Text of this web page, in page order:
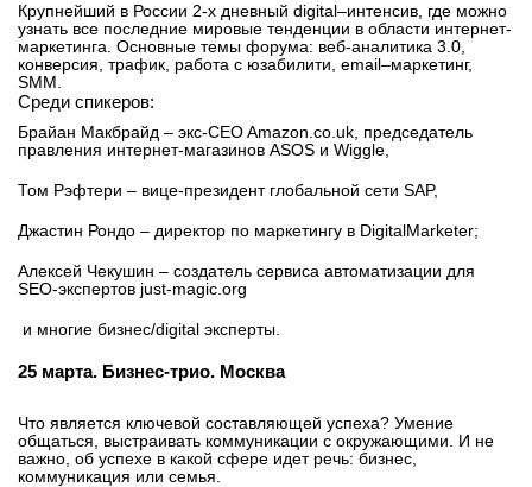
Крупнейший в России 2-х дневный digital–интенсив, где можно
узнать все последние мировые тенденции в области интернет-
маркетинга. Основные темы форума: веб-аналитика 3.0,
конверсия, трафик, работа с юзабилити, email–маркетинг,
SMM.
Среди спикеров:
Брайан Макбрайд – экс-CEO Amazon.co.uk, председатель
правления интернет-магазинов ASOS и Wiggle,
Том Рэфтери – вице-президент глобальной сети SAP,
Джастин Рондо – директор по маркетингу в DigitalMarketer;
Алексей Чекушин – создатель сервиса автоматизации для
SEO-экспертов just-magic.org
и многие бизнес/digital эксперты.
25 марта. Бизнес-трио. Москва
Что является ключевой составляющей успеха? Умение
общаться, выстраивать коммуникации с окружающими. И не
важно, об успехе в какой сфере идет речь: бизнес,
коммуникация или семья.